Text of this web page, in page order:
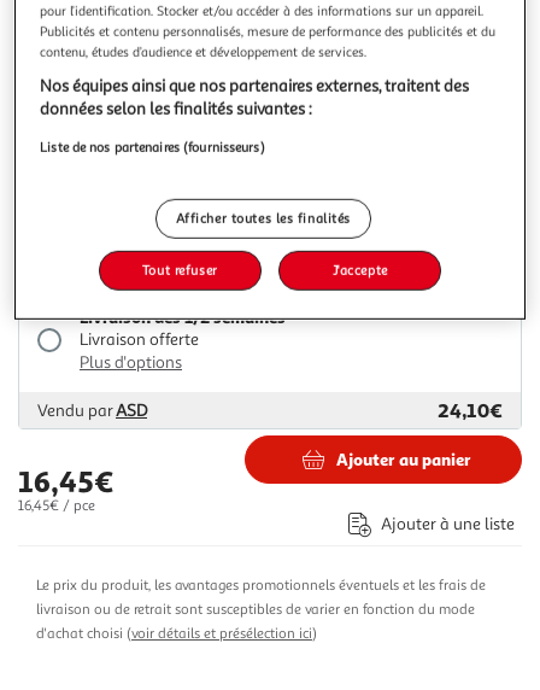
Livraison dès 4/5 jours
4,99€
Plus d'options
Vendu parMultishop
Plus d'options
Vendu par 2KINGS
Livraison dès 1/2 semaines
Livraison offerte
Plus d'options
Vendu parASD 24,10€
16,45€
16,45€ / pce
Ajouter au panier
Ajouter à une liste
Le prix du produit, les avantages promotionnels éventuels et les frais de
livraison ou de retrait sont susceptibles de varier en fonction du mode
d'achat choisi (voir détails et présélection ici)
pour l’identification. Stocker et/ou accéder à des informations sur un appareil.
Publicités et contenu personnalisés, mesure de performance des publicités et du
contenu, études d’audience et développement de services.
Nos équipes ainsi que nos partenaires externes, traitent des
données selon les finalités suivantes :
Liste de nos partenaires (fournisseurs)
Afficher toutes les finalités
Tout refuser J'accepte